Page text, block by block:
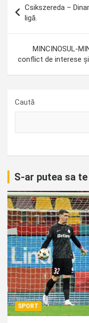
în
articole
Csikszereda –
ligă.
MINCINOSUL-
conflict de interese
Caută
S-ar putea sa
SPORT